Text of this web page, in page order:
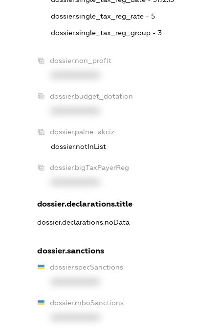
dossier.single_tax_reg_rate - 5
dossier.single_tax_reg_group - 3
dossier.non_profit
dossier.budget_dotation
dossier.palne_akciz
dossier.notInList
dossier.bigTaxPayerReg
dossier.declarations.title
dossier.declarations.noData
dossier.sanctions
dossier.specSanctions
dossier.rnboSanctions